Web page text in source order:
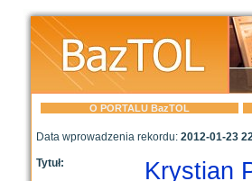
O PORTALU BazTOL
Data wprowadzenia rekordu: 2012-01-23
Tytuł: Krystian